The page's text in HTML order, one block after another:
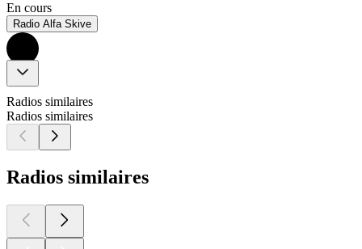
En cours
Radio Alfa Skive
Radios similaires
Radios similaires
Radios similaires